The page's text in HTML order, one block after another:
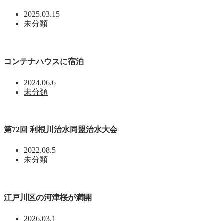
2025.03.15
未分類
コンテナハウスに宿泊
2024.06.6
未分類
第72回 利根川治水同盟治水大会
2022.08.5
未分類
江戸川区の河津桜が満開
2026.03.1